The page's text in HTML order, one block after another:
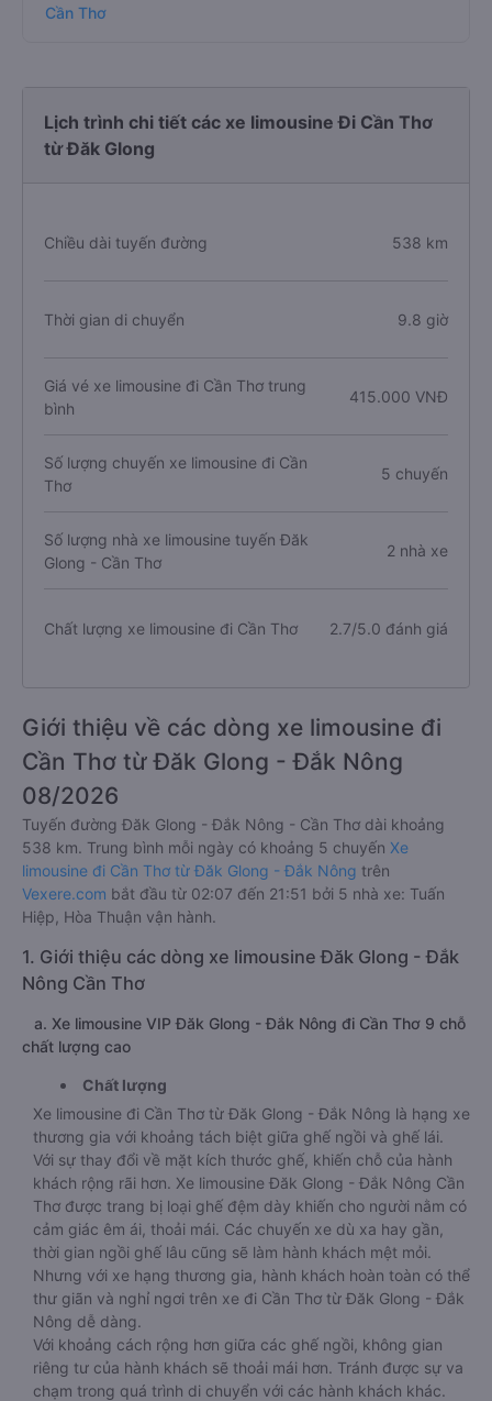
Cần Thơ
Lịch trình chi tiết các xe limousine Đi Cần Thơ
từ Đăk Glong
Chiều dài tuyến đường 538 km
Thời gian di chuyển 9.8 giờ
Giá vé xe limousine đi Cần Thơ trung
bình
415.000 VNĐ
Số lượng chuyến xe limousine đi Cần
Thơ
5 chuyến
Số lượng nhà xe limousine tuyến Đăk
Glong - Cần Thơ
2 nhà xe
Chất lượng xe limousine đi Cần Thơ 2.7/5.0 đánh giá
Giới thiệu về các dòng xe limousine đi
Cần Thơ từ Đăk Glong - Đắk Nông
08/2026
Tuyến đường Đăk Glong - Đắk Nông - Cần Thơ dài khoảng
538 km. Trung bình mỗi ngày có khoảng 5 chuyến Xe
limousine đi Cần Thơ từ Đăk Glong - Đắk Nông trên
Vexere.com bắt đầu từ 02:07 đến 21:51 bởi 5 nhà xe: Tuấn
Hiệp, Hòa Thuận vận hành.
1. Giới thiệu các dòng xe limousine Đăk Glong - Đắk
Nông Cần Thơ
a. Xe limousine VIP Đăk Glong - Đắk Nông đi Cần Thơ 9 chỗ
chất lượng cao
Chất lượng
Xe limousine đi Cần Thơ từ Đăk Glong - Đắk Nông là hạng xe
thương gia với khoảng tách biệt giữa ghế ngồi và ghế lái.
Với sự thay đổi về mặt kích thước ghế, khiến chỗ của hành
khách rộng rãi hơn. Xe limousine Đăk Glong - Đắk Nông Cần
Thơ được trang bị loại ghế đệm dày khiến cho người nằm có
cảm giác êm ái, thoải mái. Các chuyến xe dù xa hay gần,
thời gian ngồi ghế lâu cũng sẽ làm hành khách mệt mỏi.
Nhưng với xe hạng thương gia, hành khách hoàn toàn có thể
thư giãn và nghỉ ngơi trên xe đi Cần Thơ từ Đăk Glong - Đắk
Nông dễ dàng.
Với khoảng cách rộng hơn giữa các ghế ngồi, không gian
riêng tư của hành khách sẽ thoải mái hơn. Tránh được sự va
chạm trong quá trình di chuyển với các hành khách khác.